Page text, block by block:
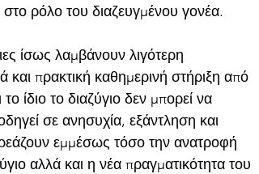
ρόλο του διαζευγμένου γονέα.
ίσως λαμβάνουν λιγότερη
και πρακτική καθημερινή στήριξη από
ίδιο το διαζύγιο δεν μπορεί να
σε ανησυχία, εξάντληση και
εμμέσως τόσο την ανατροφή
αλλά και η νέα πραγματικότητα του